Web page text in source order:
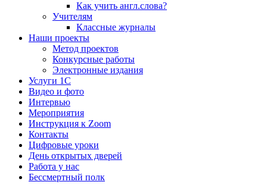
Как учить англ.слова?
Учителям
Классные журналы
Наши проекты
Метод проектов
Конкурсные работы
Электронные издания
Услуги 1C
Видео и фото
Интервью
Мероприятия
Инструкция к Zoom
Контакты
Цифровые уроки
День открытых дверей
Работа у нас
Бессмертный полк